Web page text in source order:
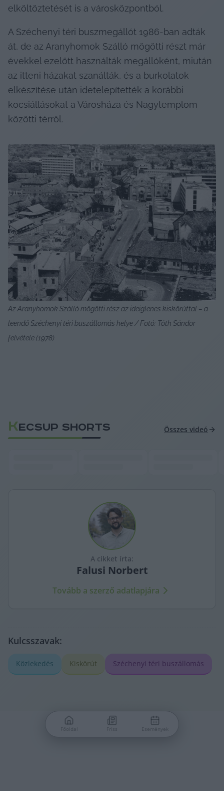
elköltöztetését is a városközpontból.
A Széchenyi téri buszmegállót 1986-ban adták
át, de az Aranyhomok Szálló mögötti részt már
évekkel ezelőtt használták megállóként, miután
az itteni házakat szanálták, és a burkolatok
elkészítése után idetelepítették a korábbi
kocsiállásokat a Városháza és Nagytemplom
közötti térről.
Az Aranyhomok Szálló mögötti rész az ideiglenes kiskörúttal – a
leendő Széchenyi téri buszállomás helye / Fotó: Tóth Sándor
felvétele (1978)
KECSUP SHORTS Összes videó
A cikket írta:
Falusi Norbert
Tovább a szerző adatlapjára
Kulcsszavak:
Közlekedés Kiskörút Széchenyi téri buszállomás
Főoldal Friss Események